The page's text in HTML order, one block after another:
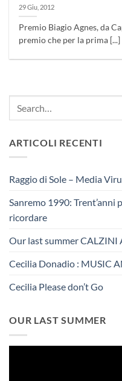
29 Giu, 2012
Premio Biagio Agnes, da
premio che per la prima [...]
ARTICOLI RECENTI
Raggio di Sole – Media
Sanremo 1990: Trent’anni
ricordare
Our last summer CALZINI
Cecilia Donadio : MUSIC
Cecilia Please don’t Go
OUR LAST SUMMER